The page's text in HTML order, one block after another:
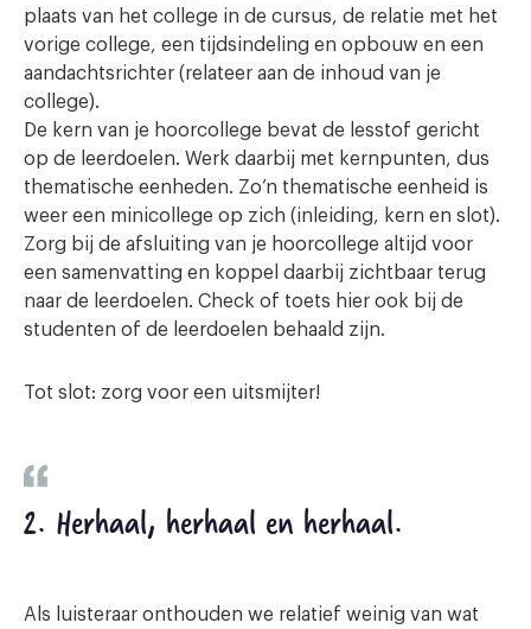
plaats van het college in de cursus, de relatie met het
vorige college, een tijdsindeling en opbouw en een
aandachtsrichter (relateer aan de inhoud van je
college).
De kern van je hoorcollege bevat de lesstof gericht
op de leerdoelen. Werk daarbij met kernpunten, dus
thematische eenheden. Zo’n thematische eenheid is
weer een minicollege op zich (inleiding, kern en slot).
Zorg bij de afsluiting van je hoorcollege altijd voor
een samenvatting en koppel daarbij zichtbaar terug
naar de leerdoelen. Check of toets hier ook bij de
studenten of de leerdoelen behaald zijn.
Tot slot: zorg voor een uitsmijter!
2. Herhaal, herhaal en herhaal.
Als luisteraar onthouden we relatief weinig van wat